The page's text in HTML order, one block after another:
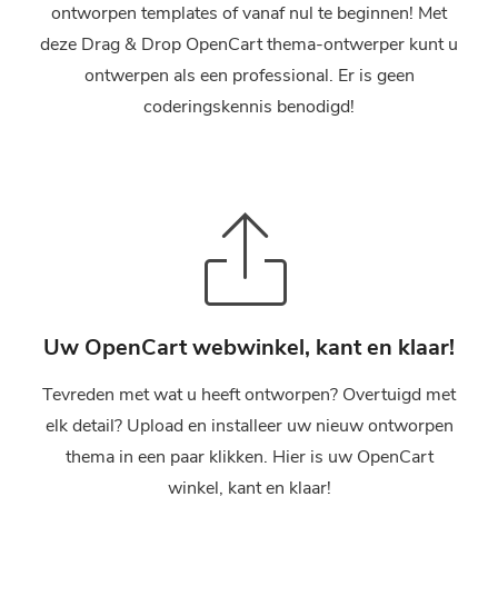
ontworpen templates of vanaf nul te beginnen! Met
deze Drag & Drop OpenCart thema-ontwerper kunt u
ontwerpen als een professional. Er is geen
coderingskennis benodigd!
Uw OpenCart webwinkel, kant en klaar!
Tevreden met wat u heeft ontworpen? Overtuigd met
elk detail? Upload en installeer uw nieuw ontworpen
thema in een paar klikken. Hier is uw OpenCart
winkel, kant en klaar!